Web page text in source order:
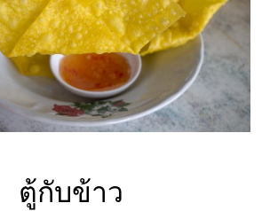
ตู้กับข้าว